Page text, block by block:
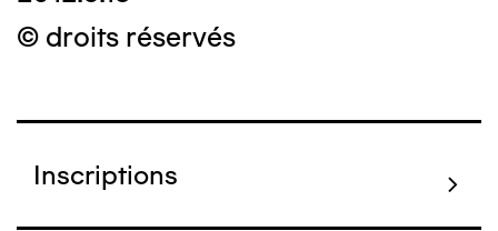
© droits réservés
Inscriptions